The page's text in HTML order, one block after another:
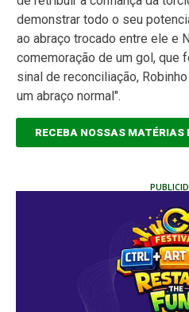
demonstrar todo o seu
ao abraço trocado entre ele e
comemoração de um gol, que
sinal de reconciliação,
um abraço normal".
RECEBA NOSSAS MATÉRIAS